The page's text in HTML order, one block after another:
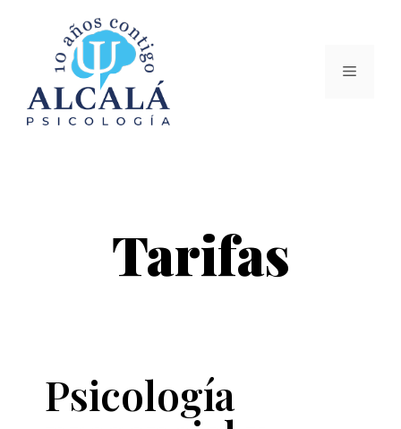
Tarifas
Psicología